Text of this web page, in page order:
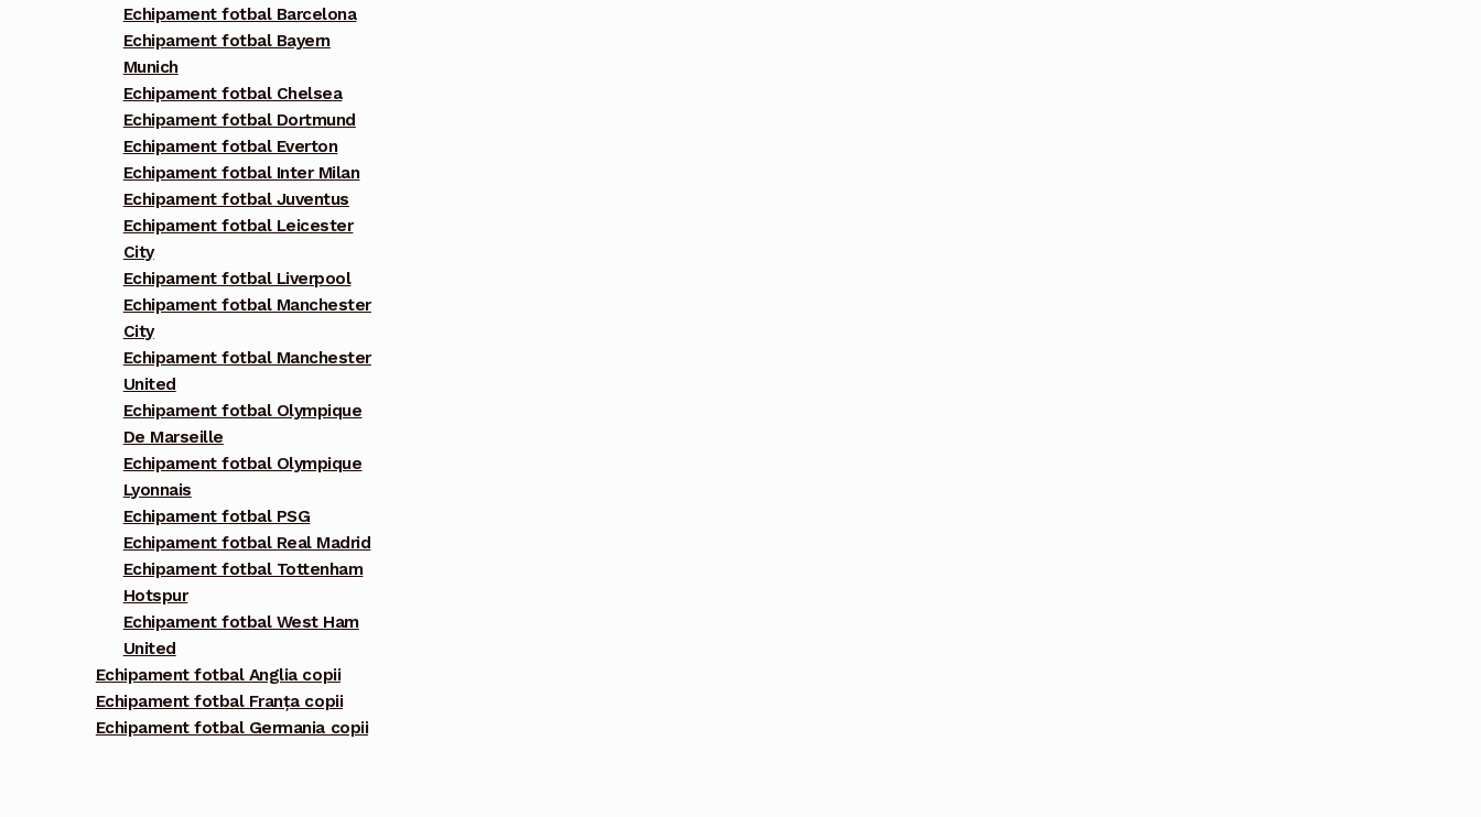
Echipament fotbal Barcelona
Echipament fotbal Bayern
Munich
Echipament fotbal Chelsea
Echipament fotbal Dortmund
Echipament fotbal Everton
Echipament fotbal Inter Milan
Echipament fotbal Juventus
Echipament fotbal Leicester
City
Echipament fotbal Liverpool
Echipament fotbal Manchester
City
Echipament fotbal Manchester
United
Echipament fotbal Olympique
De Marseille
Echipament fotbal Olympique
Lyonnais
Echipament fotbal PSG
Echipament fotbal Real Madrid
Echipament fotbal Tottenham
Hotspur
Echipament fotbal West Ham
United
Echipament fotbal Anglia copii
Echipament fotbal Franța copii
Echipament fotbal Germania copii